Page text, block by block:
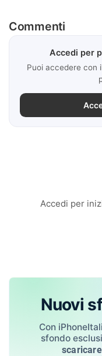
Commenti
Accedi per
Puoi accedere con
Accedi per
Nuovi
Con
sfondo
scaricare